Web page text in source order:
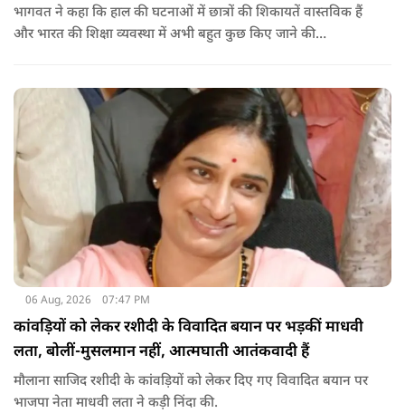
भागवत ने कहा कि हाल की घटनाओं में छात्रों की शिकायतें वास्तविक हैं
और भारत की शिक्षा व्यवस्था में अभी बहुत कुछ किए जाने की
06 Aug, 2026 07:47 PM
कांवड़ियों को लेकर रशीदी के विवादित बयान पर भड़कीं माधवी
लता, बोलीं-मुसलमान नहीं, आत्मघाती आतंकवादी हैं
मौलाना साजिद रशीदी के कांवड़ियों को लेकर दिए गए विवादित बयान पर
भाजपा नेता माधवी लता ने कड़ी निंदा की.